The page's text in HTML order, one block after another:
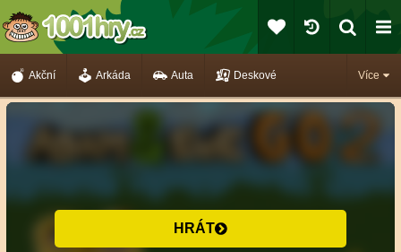
Více
Akční Arkáda Auta Deskové
HRÁT